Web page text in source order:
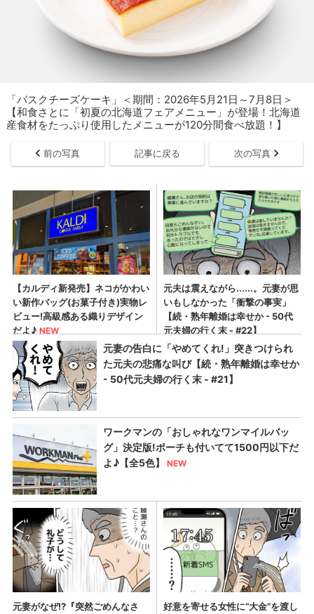
「​​​バスクチーズケーキ」＜期間：2026年5月21日～7月8日＞
【和食さとに「初夏の北海道フェアメニュー」が登場！北海道
産食材をたっぷり使用したメニューが120分間食べ放題！】
前の写真 記事に戻る 次の写真